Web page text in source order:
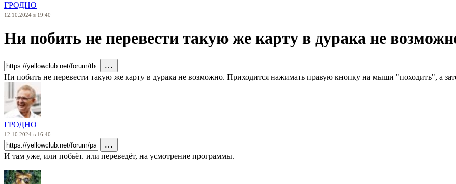
ГРОДНО
12.10.2024 в 19:40
Ни побить не перевести такую же карту в дурака не
…
Ни побить не перевести такую же карту в дурака не возможно. Приходится нажимать правую кнопку на мыши "походить", а
ГРОДНО
12.10.2024 в 16:40
…
И там уже, или побьёт. или переведёт, на усмотрение программы.